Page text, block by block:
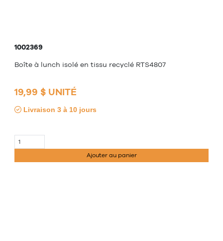
1002369
Boîte à lunch isolé en tissu recyclé RTS4807
19,99 $ UNITÉ
Livraison 3 à 10 jours
Ajouter au panier